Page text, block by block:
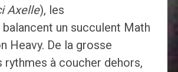
Axelle), les
un succulent Math
Heavy. De la grosse
rythmes à coucher dehors,